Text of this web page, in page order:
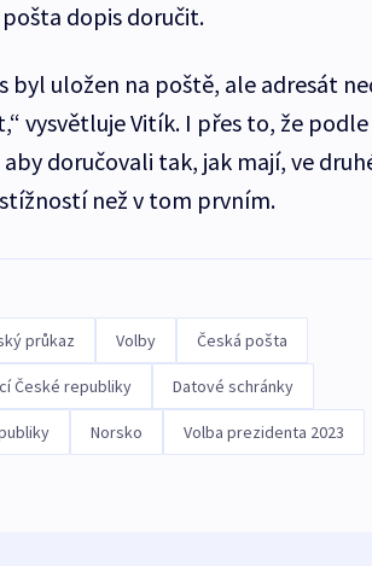
pošta dopis doručit.
byl uložen na poště, ale adresát
vysvětluje Vitík. I přes to, že
doručovali tak, jak mají, ve
než v tom prvním.
průkaz Volby Česká pošta
České republiky Datové schránky
Norsko Volba prezidenta 2023